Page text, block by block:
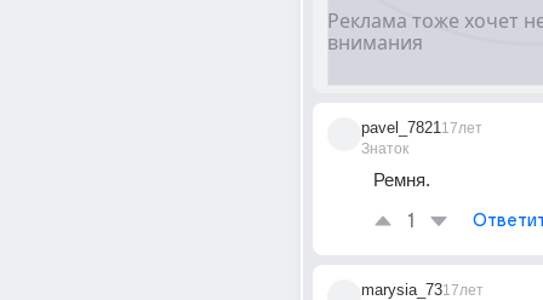
pavel_7821
Знаток
17лет
Ремня.
1
marysia_7317лет